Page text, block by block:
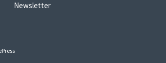
Newsletter